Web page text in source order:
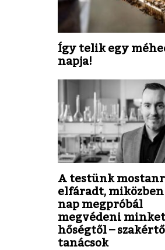
Így telik egy
napja!
A testünk
elfáradt, miközben
nap megpróbál
megvédeni
hőségtől –
tanácsok